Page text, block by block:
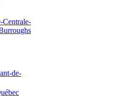
Centrale-
de-